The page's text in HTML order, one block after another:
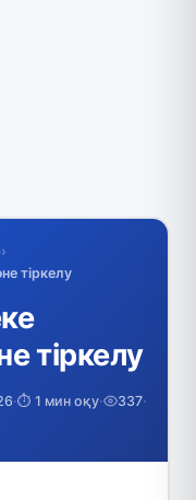
›
тіркелу
тіркелу
·⏱️ 1 мин оқу· 337·